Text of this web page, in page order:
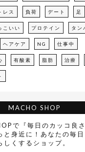
レス 負荷 デート 足
こいい プロテイン タン
ヘアケア NG 仕事中
有酸素 脂肪 治療
MACHO SHOP
で『毎日のカッコ良
と身近に！あなたの毎日
しくするショップ。